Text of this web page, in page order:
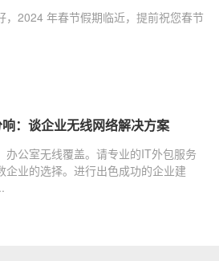
，2024 年春节假期临近，提前祝您春节
：谈企业无线网络解决方案
办公室无线覆盖。请专业的IT外包服务
企业的选择。进行出色成功的企业建